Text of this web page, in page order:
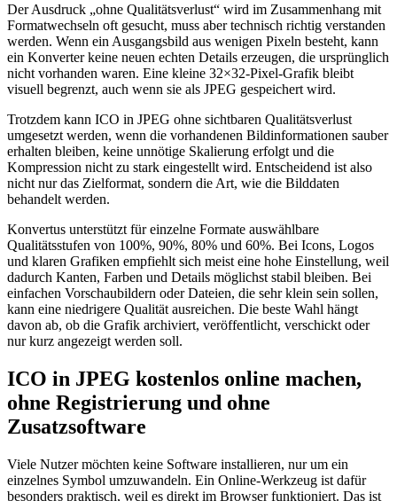
Der Ausdruck „ohne Qualitätsverlust“ wird im Zusammenhang mit
Formatwechseln oft gesucht, muss aber technisch richtig verstanden
werden. Wenn ein Ausgangsbild aus wenigen Pixeln besteht, kann
ein Konverter keine neuen echten Details erzeugen, die ursprünglich
nicht vorhanden waren. Eine kleine 32×32-Pixel-Grafik bleibt
visuell begrenzt, auch wenn sie als JPEG gespeichert wird.
Trotzdem kann ICO in JPEG ohne sichtbaren Qualitätsverlust
umgesetzt werden, wenn die vorhandenen Bildinformationen sauber
erhalten bleiben, keine unnötige Skalierung erfolgt und die
Kompression nicht zu stark eingestellt wird. Entscheidend ist also
nicht nur das Zielformat, sondern die Art, wie die Bilddaten
behandelt werden.
Konvertus unterstützt für einzelne Formate auswählbare
Qualitätsstufen von 100%, 90%, 80% und 60%. Bei Icons, Logos
und klaren Grafiken empfiehlt sich meist eine hohe Einstellung, weil
dadurch Kanten, Farben und Details möglichst stabil bleiben. Bei
einfachen Vorschaubildern oder Dateien, die sehr klein sein sollen,
kann eine niedrigere Qualität ausreichen. Die beste Wahl hängt
davon ab, ob die Grafik archiviert, veröffentlicht, verschickt oder
nur kurz angezeigt werden soll.
ICO in JPEG kostenlos online machen,
ohne Registrierung und ohne
Zusatzsoftware
Viele Nutzer möchten keine Software installieren, nur um ein
einzelnes Symbol umzuwandeln. Ein Online-Werkzeug ist dafür
besonders praktisch, weil es direkt im Browser funktioniert. Das ist